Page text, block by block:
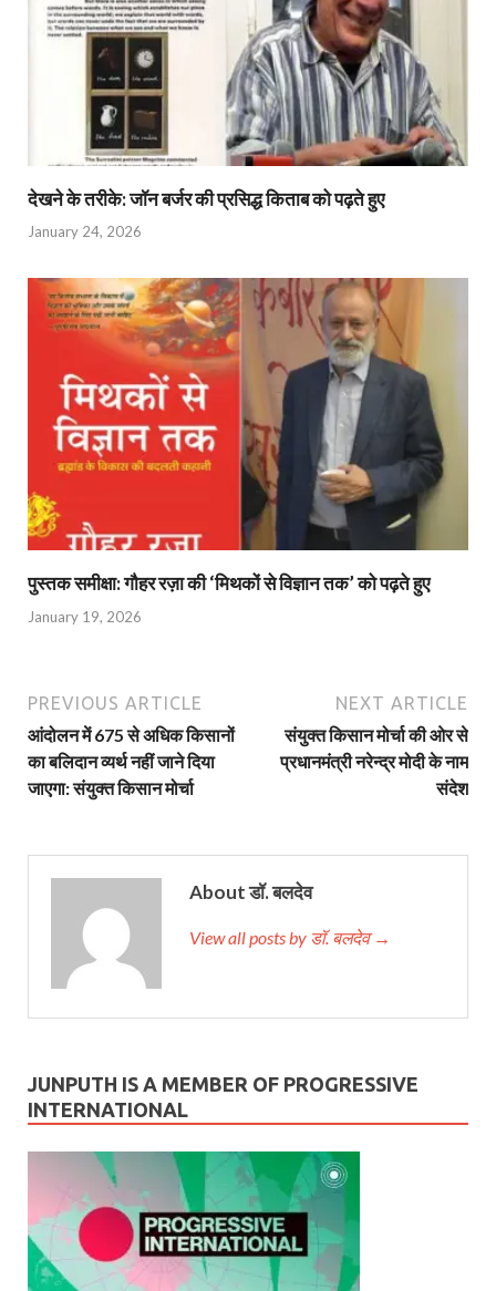
देखने के तरीके: जॉन बर्जर की प्रसिद्ध किताब को पढ़ते हुए
January 24, 2026
पुस्तक समीक्षा: गौहर रज़ा की ‘मिथकों से विज्ञान तक’ को पढ़ते हुए
January 19, 2026
PREVIOUS ARTICLE
आंदोलन में 675 से अधिक किसानों
का बलिदान व्यर्थ नहीं जाने दिया
जाएगा: संयुक्त किसान मोर्चा
NEXT ARTICLE
संयुक्त किसान मोर्चा की ओर से
प्रधानमंत्री नरेन्द्र मोदी के नाम
संदेश
About डॉ. बलदेव
View all posts by डॉ. बलदेव →
JUNPUTH IS A MEMBER OF PROGRESSIVE
INTERNATIONAL